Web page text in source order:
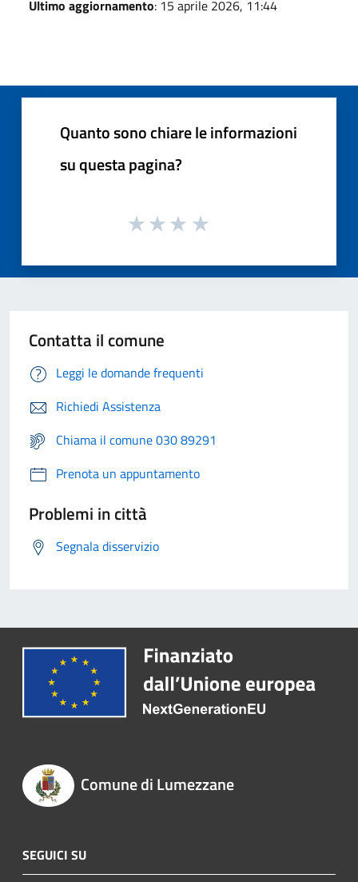
Ultimo aggiornamento: 15 aprile 2026, 11:44
Quanto sono chiare le informazioni
su questa pagina?
Contatta il comune
Leggi le domande frequenti
Richiedi Assistenza
Chiama il comune 030 89291
Prenota un appuntamento
Problemi in città
Segnala disservizio
Comune di Lumezzane
SEGUICI SU